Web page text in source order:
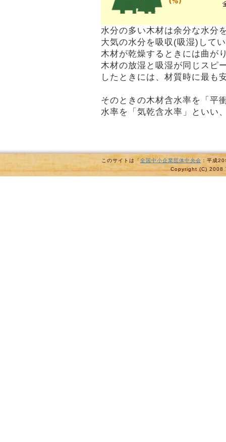
水分の多い木材は余分な水分
大気の水分を吸収(吸湿)して
木材が乾燥するときには曲が
木材の放湿と吸湿が同じスピ
したときには、材質時に最も
そのときの木材含水率を「平
水率を「気乾含水率」といい
このサイトは「全国中小企業団体中央会 ：平成
Copyright (C) 2008